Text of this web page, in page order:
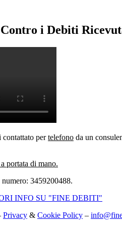
i Debiti
contattato pertelefono da un
portata di mano.
numero: 3459200488.
INFO SU "FINE DEBITI"
Privacy & Cookie Policy –